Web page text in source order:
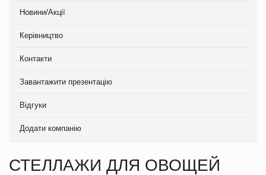
Новини/Акції
Керівництво
Контакти
Завантажити презентацію
Відгуки
Додати компанію
СТЕЛЛАЖИ ДЛЯ ОВОЩЕЙ